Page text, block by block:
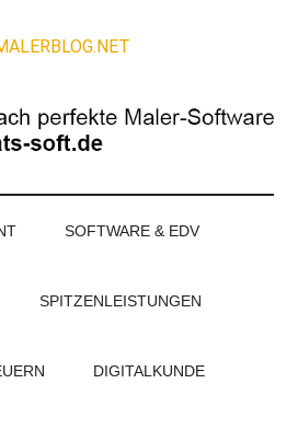
SOFTWARE & EDV
SPITZENLEISTUNGEN
DIGITALKUNDE